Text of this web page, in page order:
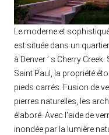
Le moderne et
est située dans un
à Denver ’ s Cherry
Saint Paul, la propriété
pieds carrés. Fusion de
pierres naturelles, les
élaboré. Avec l'aide de
inondée par la lumière